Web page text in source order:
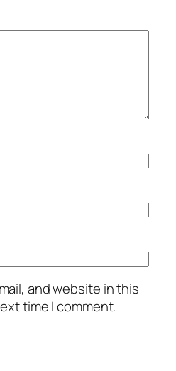
and website in this
time I comment.